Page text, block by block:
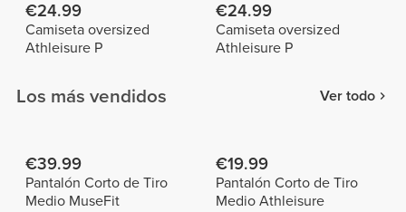
€24.99
Camiseta oversized
Athleisure P
€24.99
Camiseta oversized
Athleisure P
Los más vendidos Ver todo
€39.99
Pantalón Corto de Tiro
Medio MuseFit
€19.99
Pantalón Corto de Tiro
Medio Athleisure